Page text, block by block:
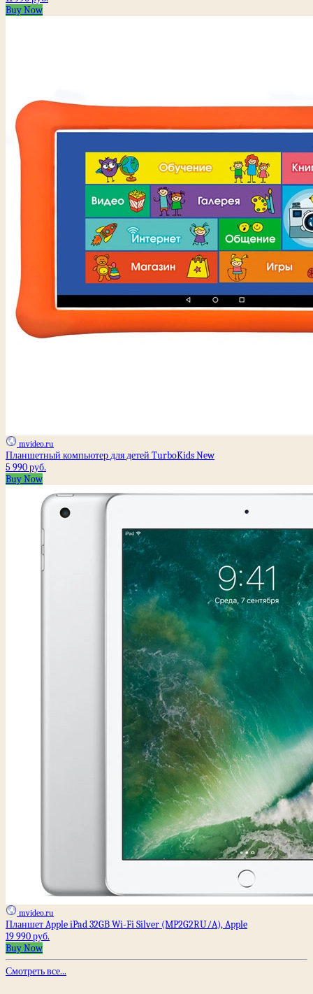
Buy Now
mvideo.ru
Планшетный компьютер для детей TurboKids New
5 990 руб.
Buy Now
mvideo.ru
Планшет Apple iPad 32GB Wi-Fi Silver (MP2G2RU/A), Apple
19 990 руб.
Buy Now
Смотреть все...